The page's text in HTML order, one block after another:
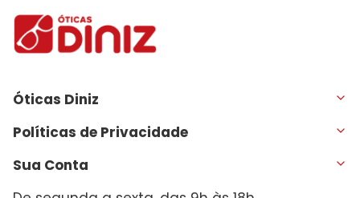
Óticas Diniz
Políticas de Privacidade
Sua Conta